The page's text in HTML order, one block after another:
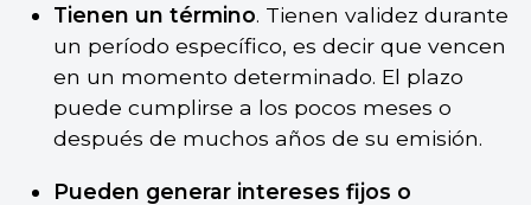
Tienen un término. Tienen validez durante
un período específico, es decir que vencen
en un momento determinado. El plazo
puede cumplirse a los pocos meses o
después de muchos años de su emisión.
Pueden generar intereses fijos o